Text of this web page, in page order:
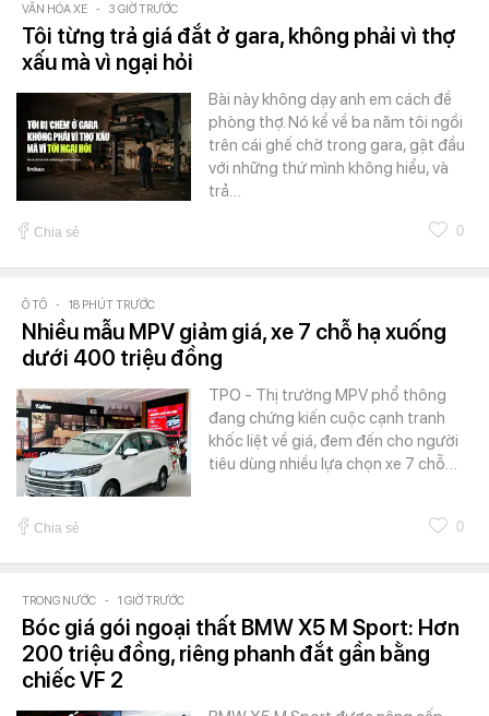
VĂN HÓA XE - 3 GIỜ TRƯỚC
Tôi từng trả giá đắt ở gara, không phải vì thợ
xấu mà vì ngại hỏi
Bài này không dạy anh em cách đề
phòng thợ. Nó kể về ba năm tôi ngồi
trên cái ghế chờ trong gara, gật đầu
với những thứ mình không hiểu, và
trả…
Chia sẻ 0
Ô TÔ - 18 PHÚT TRƯỚC
Nhiều mẫu MPV giảm giá, xe 7 chỗ hạ xuống
dưới 400 triệu đồng
TPO - Thị trường MPV phổ thông
đang chứng kiến cuộc cạnh tranh
khốc liệt về giá, đem đến cho người
tiêu dùng nhiều lựa chọn xe 7 chỗ…
Chia sẻ 0
TRONG NƯỚC - 1 GIỜ TRƯỚC
Bóc giá gói ngoại thất BMW X5 M Sport: Hơn
200 triệu đồng, riêng phanh đắt gần bằng
chiếc VF 2